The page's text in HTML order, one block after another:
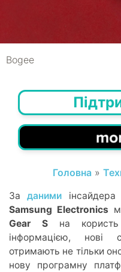
Bogee
Головна »
Заданими інсайдера
Samsung Electronics
Gear S на
інформацією, нові
отримають не тільки
нову програмну